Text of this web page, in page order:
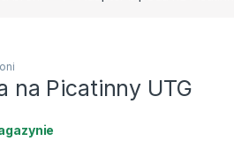
na Picatinny UTG